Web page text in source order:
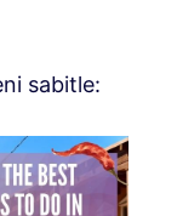
sabitle: